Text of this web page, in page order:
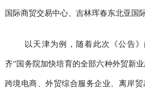
国际商贸交易中心、吉林珲春东北亚国
以天津为例，随着此次《公告
齐”国务院加快培育的全部六种外贸新业
跨境电商、外贸综合服务企业、离岸